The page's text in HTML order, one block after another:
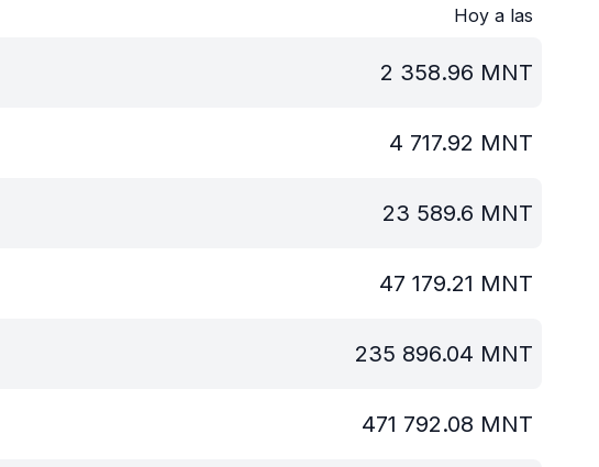
Hoy a las
2 358.96 MNT
4 717.92 MNT
23 589.6 MNT
47 179.21 MNT
235 896.04 MNT
471 792.08 MNT